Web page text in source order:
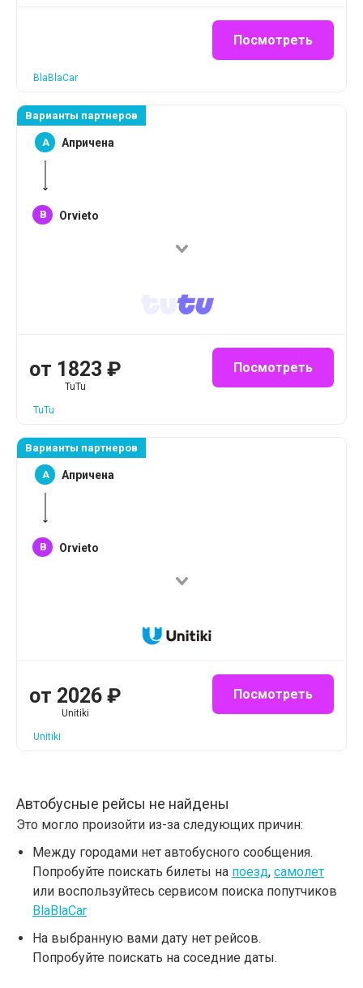
Посмотреть
BlaBlaCar
Варианты партнеров
A Апричена
B Orvieto
от 1823 ₽
TuTu
Посмотреть
TuTu
Варианты партнеров
A Апричена
B Orvieto
от 2026 ₽
Unitiki
Посмотреть
Unitiki
Автобусные рейсы не найдены
Это могло произойти из-за следующих причин:
Между городами нет автобусного сообщения.
Попробуйте поискать билеты на поезд, самолет
или воспользуйтесь сервисом поиска попутчиков
BlaBlaCar
На выбранную вами дату нет рейсов.
Попробуйте поискать на соседние даты.